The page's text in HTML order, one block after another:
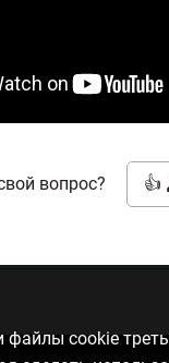
вопрос?
файлы cookie